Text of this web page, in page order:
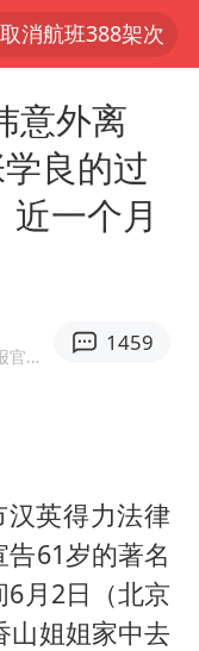
》阵容官宣
尼器摆动明显
卷潜势
师减少13.19万
上门女婿出轨女邻居多年被判重婚罪
笔试第一被劝弃考涉事副校长被撤职
奖
构建更高水平的全民健身公共服务体系
意外离
良的过
一个月
·楚天都市报官方网易号
1459
英得力法律
61岁的著名
月2日（北京
山姐姐家中去